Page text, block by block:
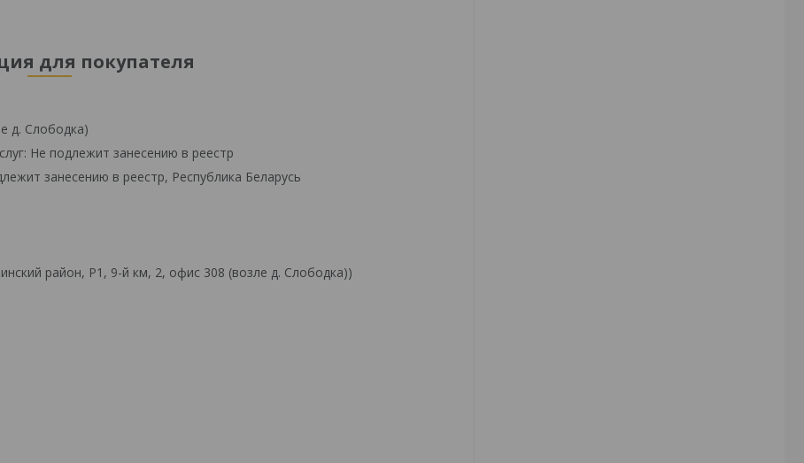
для покупателя
д. Слободка)
Не подлежит занесению в реестр
занесению в реестр, Республика Беларусь
район, Р1, 9-й км, 2, офис 308 (возле д. Слободка))